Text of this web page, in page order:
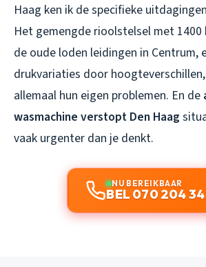
Haag ken ik de specifieke
Het gemengde rioolstelsel met
de oude loden leidingen in Centrum,
drukvariaties door
allemaal hun eigen problemen. En de
wasmachine verstopt Den Haag
vaak urgenter dan je denkt.
NU BEREIKBAAR
BEL 070 204